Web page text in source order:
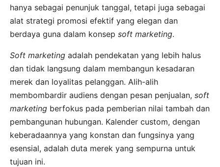
hanya sebagai penunjuk tanggal, tetapi juga sebagai
alat strategi promosi efektif yang elegan dan
berdaya guna dalam konsep soft marketing.
Soft marketing adalah pendekatan yang lebih halus
dan tidak langsung dalam membangun kesadaran
merek dan loyalitas pelanggan. Alih-alih
membombardir audiens dengan pesan penjualan, soft
marketing berfokus pada pemberian nilai tambah dan
pembangunan hubungan. Kalender custom, dengan
keberadaannya yang konstan dan fungsinya yang
esensial, adalah duta merek yang sempurna untuk
tujuan ini.